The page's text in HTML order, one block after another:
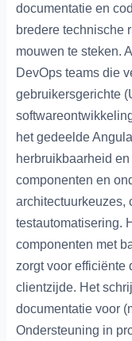
documentatie en
bredere technische
mouwen te steken.
DevOps teams die
gebruikersgerichte
het gedeelde
herbruikbaarheid
componenten en
architectuurkeuzes,
testautomatisering.
componenten met
zorgt voor efficiënte
clientzijde. Het
documentatie voor
Ondersteuning in